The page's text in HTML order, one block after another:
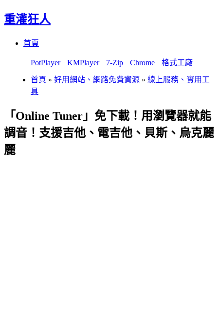
重灌狂人
首頁
PotPlayer KMPlayer 7-Zip Chrome 格式工廠
首頁 » 好用網站、網路免費資源 » 線上服務、實用工
具
「Online Tuner」免下載！用瀏覽器就能
調音！支援吉他、電吉他、貝斯、烏克麗
麗